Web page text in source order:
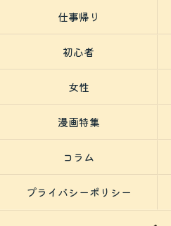
仕事帰り
初心者
女性
漫画特集
コラム
プライバシーポリシー